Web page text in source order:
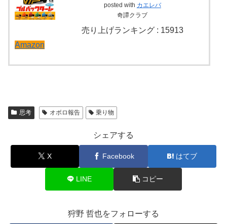
posted with カエレバ
奇譚クラブ
売り上げランキング : 15913
Amazon
思考 オボロ報告 乗り物
シェアする
X Facebook はてブ
LINE コピー
狩野 哲也をフォローする